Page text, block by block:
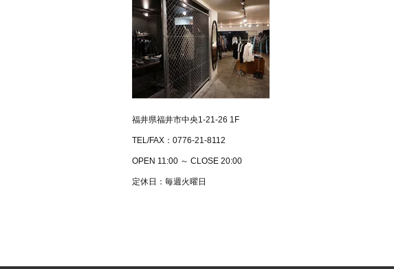
福井県福井市中央1-21-26 1F
TEL/FAX：0776-21-8112
OPEN 11:00 ～ CLOSE 20:00
定休日：毎週火曜日